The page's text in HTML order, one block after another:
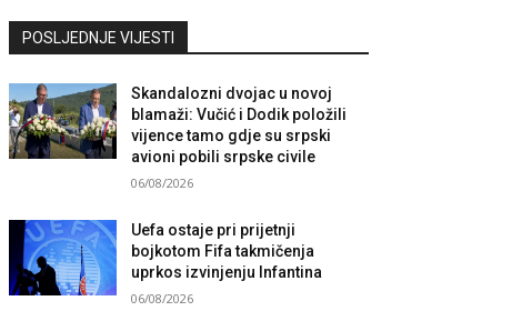
POSLJEDNJE VIJESTI
Skandalozni dvojac u novoj
blamaži: Vučić i Dodik položili
vijence tamo gdje su srpski
avioni pobili srpske civile
06/08/2026
Uefa ostaje pri prijetnji
bojkotom Fifa takmičenja
uprkos izvinjenju Infantina
06/08/2026